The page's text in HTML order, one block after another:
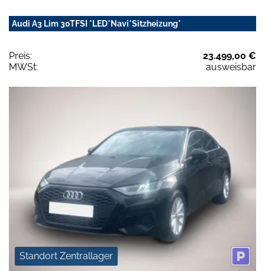
Audi A3 Lim 30TFSI *LED*Navi*Sitzheizung*
Preis:
23.499,00 €
MWSt:
ausweisbar
Standort Zentrallager